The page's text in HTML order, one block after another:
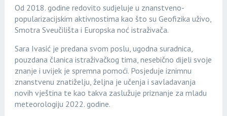
Od 2018. godine redovito sudjeluje u znanstveno-
popularizacijskim aktivnostima kao što su Geofizika uživo,
Smotra Sveučilišta i Europska noć istraživača.
Sara Ivasić je predana svom poslu, ugodna suradnica,
pouzdana članica istraživačkog tima, nesebično dijeli svoje
znanje i uvijek je spremna pomoći. Posjeduje iznimnu
znanstvenu znatiželju, željna je učenja i savladavanja
novih vještina te kao takva zaslužuje priznanje za mladu
meteorologiju 2022. godine.